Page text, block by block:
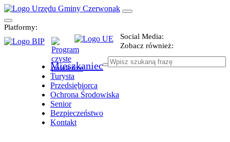
Platformy:
Social Media:
Zobacz również:
Mieszkaniec
Turysta
Przedsiębiorca
Ochrona Środowiska
Senior
Bezpieczeństwo
Kontakt